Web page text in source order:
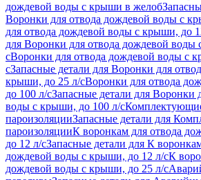
дождевой воды с крыши в желоб
Воронки для отвода дождевой воды с
для отвода дождевой воды с крыши, до
для Воронки для отвода дождевой
сВоронки для отвода дождевой воды с
сЗапасные детали для Воронки для
крыши, до 25 л/сВоронки для отвода
до 100 л/сЗапасные детали для Воронки
воды с крыши, до 100 л/с
пароизоляцииЗапасные детали для
пароизоляцииК воронкам для отвода
до 12 л/сЗапасные детали для К
дождевой воды с крыши, до 12 л/сК
дождевой воды с крыши, до 25 л/с